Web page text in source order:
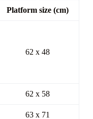
Platform size (cm)
62 x 48
62 x 58
63 x 71